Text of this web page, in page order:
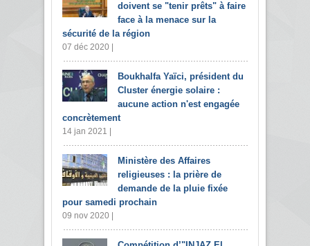
doivent se "tenir prêts" à faire
face à la menace sur la
sécurité de la région
07 déc 2020 |
Boukhalfa Yaïci, président du
Cluster énergie solaire :
aucune action n'est engagée
concrètement
14 jan 2021 |
Ministère des Affaires
religieuses : la prière de
demande de la pluie fixée
pour samedi prochain
09 nov 2020 |